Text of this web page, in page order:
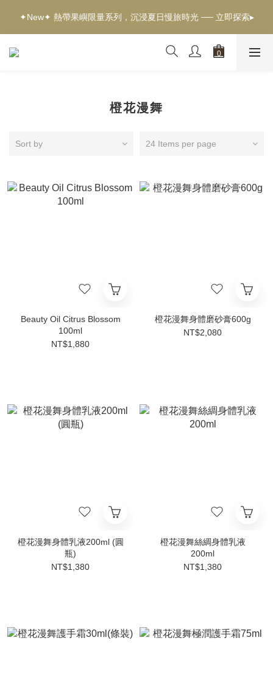
✦新客獨享✦ 首購輸入【welcome】滿$500現折$100 ── 立即選
購▸
✦New✦ 熱帶果嶼限量系列，沉浸夏日慢旅時光 ── 立即探索▸
✦新客獨享✦ 首購輸入【welcome】滿$500現折$100 ── 立即選
橙花漫舞
Sort by 24 Items per page
Beauty Oil Citrus Blossom
100ml
NT$1,880
橙花漫舞身體磨砂膏600g
NT$2,080
橙花漫舞身體乳液200ml (圓
瓶)
NT$1,380
橙花漫舞絲綢身體乳液
200ml
NT$1,380